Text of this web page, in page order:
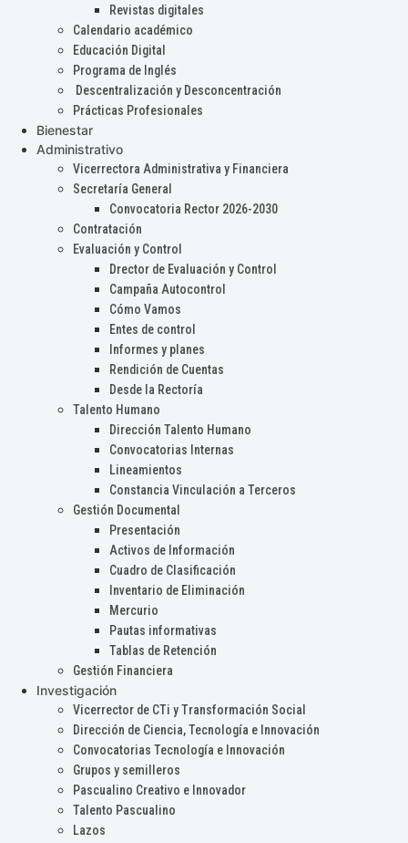
Revistas digitales
Calendario académico
Educación Digital
Programa de Inglés
Descentralización y Desconcentración
Prácticas Profesionales
Bienestar
Administrativo
Vicerrectora Administrativa y Financiera
Secretaría General
Convocatoria Rector 2026-2030
Contratación
Evaluación y Control
Drector de Evaluación y Control
Campaña Autocontrol
Cómo Vamos
Entes de control
Informes y planes
Rendición de Cuentas
Desde la Rectoría
Talento Humano
Dirección Talento Humano
Convocatorias Internas
Lineamientos
Constancia Vinculación a Terceros
Gestión Documental
Presentación
Activos de Información
Cuadro de Clasificación
Inventario de Eliminación
Mercurio
Pautas informativas
Tablas de Retención
Gestión Financiera
Investigación
Vicerrector de CTi y Transformación Social
Dirección de Ciencia, Tecnología e Innovación
Convocatorias Tecnología e Innovación
Grupos y semilleros
Pascualino Creativo e Innovador
Talento Pascualino
Lazos